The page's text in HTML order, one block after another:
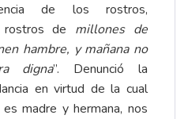
de los rostros,
rostros de millones de
hambre, y mañana no
digna”. Denunció la
en virtud de la cual
madre y hermana, nos